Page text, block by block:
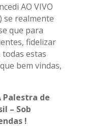
AO VIVO
se realmente
que para
fidelizar
estas
bem vindas,
Palestra de
– Sob
!